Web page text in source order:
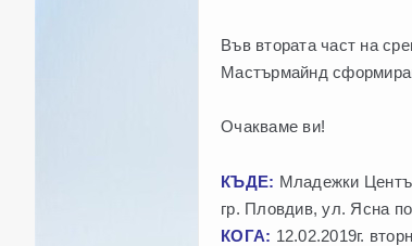
Във втората част на
Мастърмайнд
Очакваме ви!
КЪДЕ: Младежки
гр. Пловдив, ул. Ясна
КОГА: 12.02.2019г.